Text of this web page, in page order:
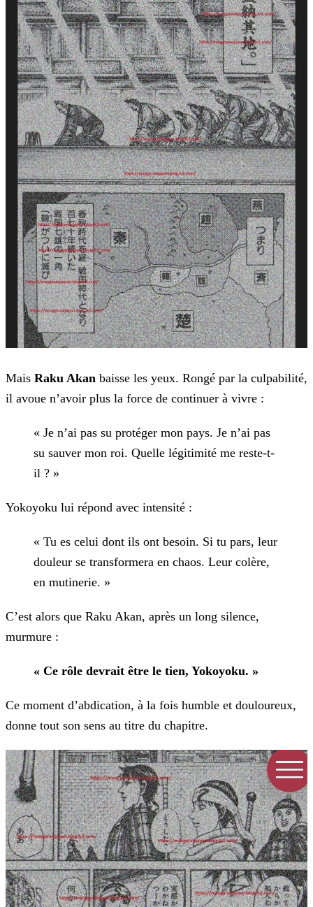
Mais Raku Akan baisse les yeux. Rongé par la culpabilité,
il avoue n’avoir plus la force de continuer à vivre :
« Je n’ai pas su protéger mon pays. Je n’ai pas
su sauver mon roi. Quelle légitimité me reste-t-
il ? »
Yokoyoku lui répond avec intensité :
« Tu es celui dont ils ont besoin. Si tu pars, leur
douleur se transformera en chaos. Leur colère,
en mutinerie. »
C’est alors que Raku Akan, après un long silence,
murmure :
« Ce rôle devrait être le tien, Yokoyoku. »
Ce moment d’abdication, à la fois humble et douloureux,
donne tout son sens au titre du chapitre.